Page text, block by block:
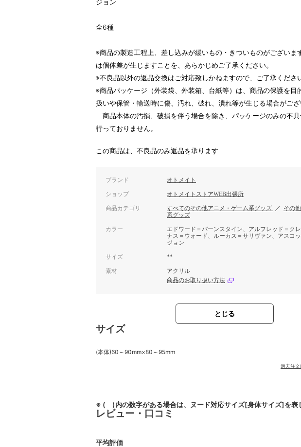
ジョン
全6種
※商品の製造工程上、差し込みが緩いもの・きついものがございま
は個体差が生じますことを、あらかじめご了承ください。
※不良品以外の返品交換はご対応致しかねますので、ご了承くださ
※商品パッケージ（外装袋、外装箱、台紙等）は、商品の保護を目
扱いや保管・輸送時に傷、汚れ、破れ、潰れ等が生じる場合がござ
商品本体の汚損、破損を伴う場合を除き、パッケージのみの不
行っておりません。
この商品は、不良品のみ返品を承ります
ブランド オトメイト
ショップ オトメイトストアWEB出張所
商品カテゴリ すべてのその他アニメ・ゲーム系グッズ ／ その
系グッズ
カラー
エドワード＝バーンスタイン、アルフレッド＝ク
ナス＝ウォード、ルーカス＝サリヴァン、アスコッ
ジョン
サイズ **
素材
アクリル
商品のお取り扱い方法
とじる
サイズ
(本体)60～90mm×80～95mm
過去注
※ ( )内の数字がある場合は、ヌード対応サイズ[身体サイズ]を表
レビュー・口コミ
平均評価